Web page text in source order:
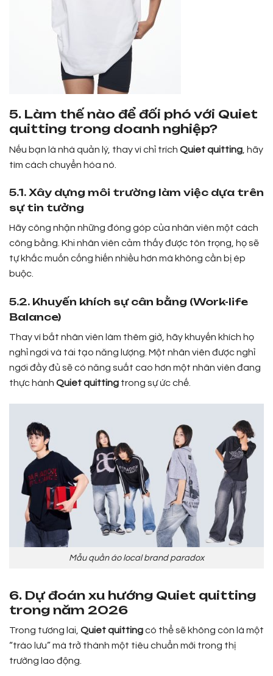
5. Làm thế nào để đối phó với Quiet
quitting trong doanh nghiệp?
Nếu bạn là nhà quản lý, thay vì chỉ trích Quiet quitting , hãy
tìm cách chuyển hóa nó.
5.1. Xây dựng môi trường làm việc dựa trên
sự tin tưởng
Hãy công nhận những đóng góp của nhân viên một cách
công bằng. Khi nhân viên cảm thấy được tôn trọng, họ sẽ
tự khắc muốn cống hiến nhiều hơn mà không cần bị ép
buộc.
5.2. Khuyến khích sự cân bằng (Work-life
Balance)
Thay vì bắt nhân viên làm thêm giờ, hãy khuyến khích họ
nghỉ ngơi và tái tạo năng lượng. Một nhân viên được nghỉ
ngơi đầy đủ sẽ có năng suất cao hơn một nhân viên đang
thực hành Quiet quitting trong sự ức chế.
Mẫu quần áo local brand paradox
6. Dự đoán xu hướng Quiet quitting
trong năm 2026
Trong tương lai, Quiet quittingcó thể sẽ không còn là một
“trào lưu” mà trở thành một tiêu chuẩn mới trong thị
trường lao động.